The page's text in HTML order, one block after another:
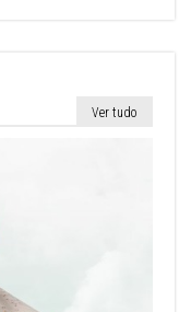
Ver tudo